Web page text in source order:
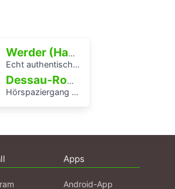
Werder (Havel)
Echt authentisch? Ein Hörspaziergang durch Potsdams Mitte
Dessau-Roßlau
Hörspaziergang rund um die Laubenganghäuser der Bauhaussiedlung Törten
Apps
Android-App